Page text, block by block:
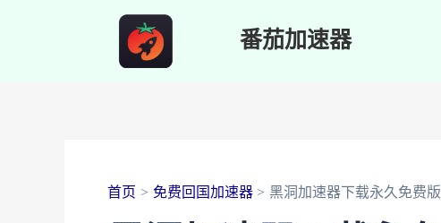
番茄加速器
首页 免费回国加速器 黑洞加速器下载永久免费版